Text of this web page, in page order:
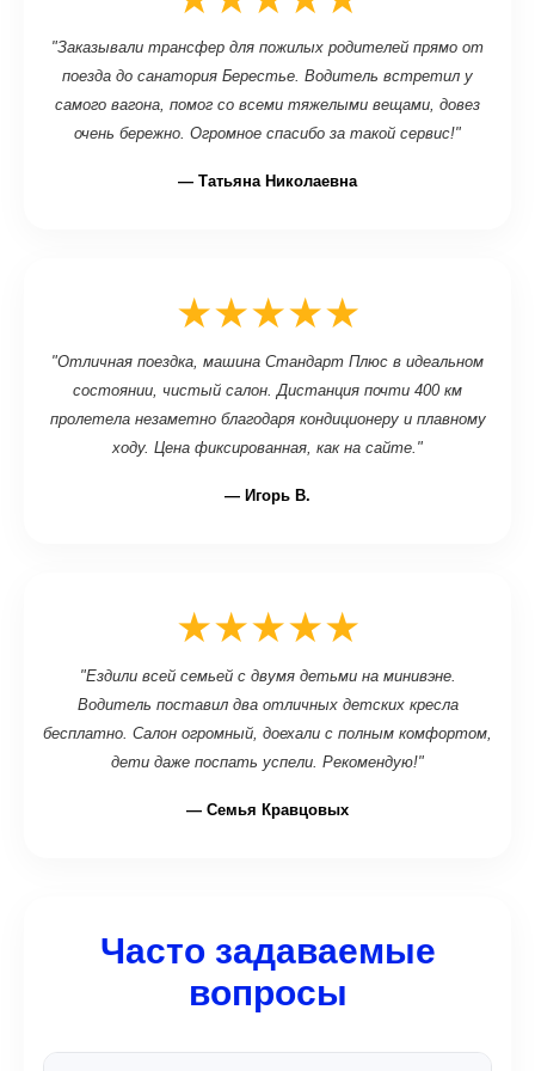
"Заказывали трансфер для пожилых родителей прямо от
поезда до санатория Берестье. Водитель встретил у
самого вагона, помог со всеми тяжелыми вещами, довез
очень бережно. Огромное спасибо за такой сервис!"
— Татьяна Николаевна
★★★★★
"Отличная поездка, машина Стандарт Плюс в идеальном
состоянии, чистый салон. Дистанция почти 400 км
пролетела незаметно благодаря кондиционеру и плавному
ходу. Цена фиксированная, как на сайте."
— Игорь В.
★★★★★
"Ездили всей семьей с двумя детьми на минивэне.
Водитель поставил два отличных детских кресла
бесплатно. Салон огромный, доехали с полным комфортом,
дети даже поспать успели. Рекомендую!"
— Семья Кравцовых
Часто задаваемые
вопросы